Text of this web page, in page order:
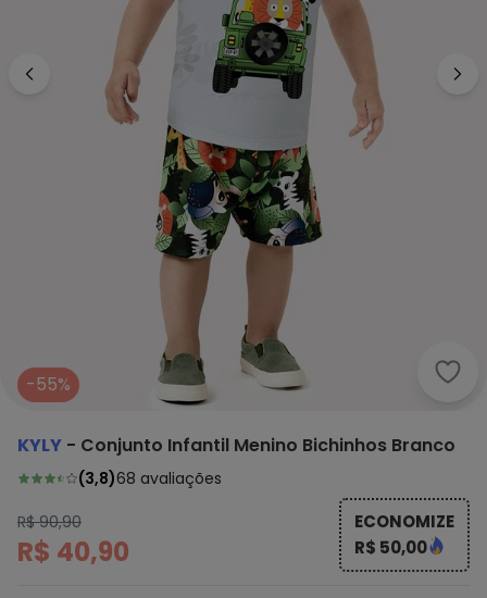
Kyly
-55%
KYLY - Conjunto Infantil Menino Bichinhos Branco
(3,8)68 avaliações
R$ 90,90
R$ 40,90
ECONOMIZE
R$ 50,00